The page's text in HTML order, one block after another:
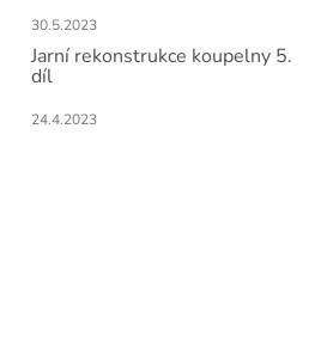
30.5.2023
Jarní rekonstrukce koupelny 5.
díl
24.4.2023